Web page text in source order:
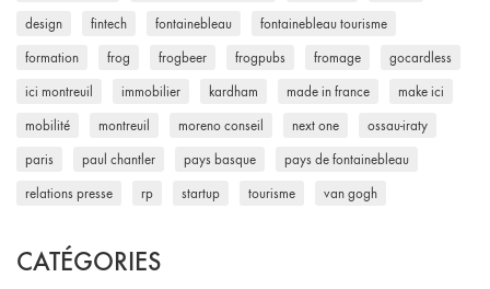
design fintech fontainebleau fontainebleau tourisme
formation frog frogbeer frogpubs fromage gocardless
ici montreuil immobilier kardham made in france make ici
mobilité montreuil moreno conseil next one ossau-iraty
paris paul chantler pays basque pays de fontainebleau
relations presse rp startup tourisme van gogh
CATÉGORIES